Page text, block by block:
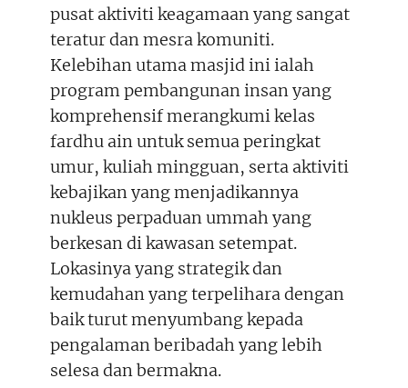
pusat aktiviti keagamaan yang sangat
teratur dan mesra komuniti.
Kelebihan utama masjid ini ialah
program pembangunan insan yang
komprehensif merangkumi kelas
fardhu ain untuk semua peringkat
umur, kuliah mingguan, serta aktiviti
kebajikan yang menjadikannya
nukleus perpaduan ummah yang
berkesan di kawasan setempat.
Lokasinya yang strategik dan
kemudahan yang terpelihara dengan
baik turut menyumbang kepada
pengalaman beribadah yang lebih
selesa dan bermakna.